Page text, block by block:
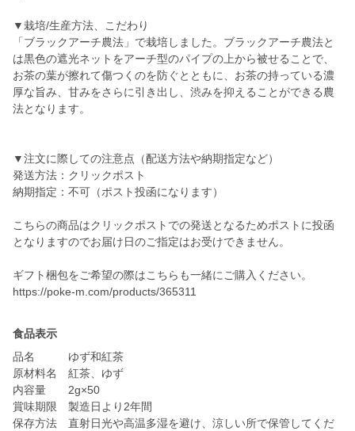
▼栽培/生産方法、こだわり
「ブラックアーチ農法」で栽培しました。ブラックアーチ農法と
は黒色の遮光ネットをアーチ型のパイプの上から被せることで、
お茶の葉が擦れて傷つくのを防ぐとともに、お茶の持っている濃
厚な旨み、甘みをさらに引き出し、渋みを抑えることができる農
法となります。
▼注文に際しての注意点（配送方法や納期指定など）
発送方法：クリックポスト
納期指定：不可（ポスト投函になります）
こちらの商品はクリックポストでの発送となるためポストに投函
となりますのでお届け日のご指定はお受けできません。
ギフト梱包をご希望の際はこちらも一緒にご購入ください。
https://poke-m.com/products/365311
食品表示
品名 ゆず和紅茶
原材料名 紅茶、ゆず
内容量 2g×50
賞味期限 製造日より2年間
保存方法 直射日光や高温多湿を避け、涼しい所で保管してくだ